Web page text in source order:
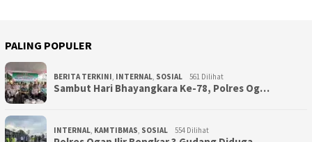
PALING POPULER
BERITA TERKINI, INTERNAL, SOSIAL 561 Dilihat
Sambut Hari Bhayangkara Ke-78, Polres Og…
INTERNAL, KAMTIBMAS, SOSIAL 554 Dilihat